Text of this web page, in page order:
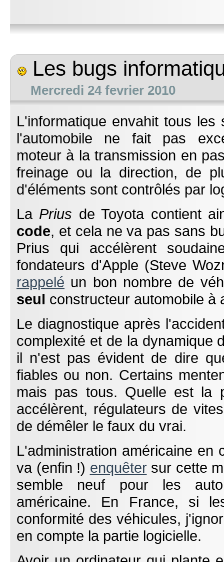
Les bugs
Mercredi 24 fevrier 2010
L'informatique envahit tous les
l'automobile ne fait pas
moteur à la transmission en
freinage ou la direction, de
d'éléments sont contrôlés par
La Prius de Toyota contient
code, et cela ne va pas sans
Prius qui accélèrent
fondateurs d'Apple (Steve
rappelé un bon nombre de
seul constructeur automobile à
Le diagnostique après
complexité et de la dynamique
il n'est pas évident de dire
fiables ou non. Certains
mais pas tous. Quelle est la
accélèrent, régulateurs de
de démêler le faux du vrai.
L'administration américaine
va (enfin !) enquêtersur cette
semble neuf pour les
américaine. En France, si
conformité des véhicules,
en compte la partie logicielle.